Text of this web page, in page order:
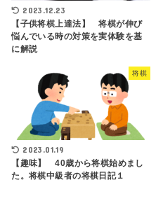
2023.12.23
【子供将棋上達法】 将棋が伸び
悩んでいる時の対策を実体験を基
に解説
将棋
2023.01.19
【趣味】 40歳から将棋始めまし
た。将棋中級者の将棋日記１